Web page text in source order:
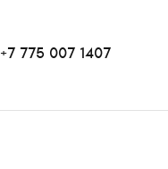
+7 775 007 1407